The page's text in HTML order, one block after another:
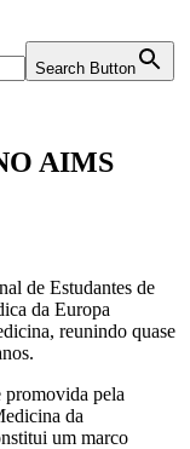
Search Button
AIMS
de Estudantes de
da Europa
reunindo quase
promovida pela
da
um marco